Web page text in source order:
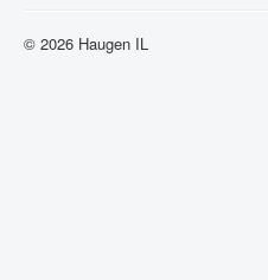
© 2026 Haugen IL